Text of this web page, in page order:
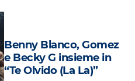
Benny Blanco, Gomez
e Becky G insieme in
“Te Olvido (La La)”